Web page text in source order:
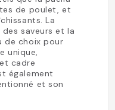
de poulet, et
La
saveurs et la
de choix pour
unique,
cadre
également
et son